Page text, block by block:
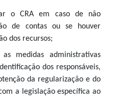
o CRA em caso de não
de contas ou se houver
dos recursos;
medidas administrativas
dos responsáveis,
da regularização e do
a legislação específica ao